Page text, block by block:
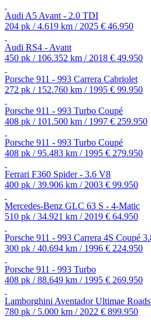
Audi A5 Avant - 2.0 TDI
204 pk / 4.619 km / 2025 € 46.950
Audi RS4 - Avant
450 pk / 106.352 km / 2018 € 49.950
Porsche 911 - 993 Carrera Cabriolet
272 pk / 152.760 km / 1995 € 99.950
Porsche 911 - 993 Turbo Coupé
408 pk / 101.500 km / 1997 € 259.950
Porsche 911 - 993 Turbo Coupé
408 pk / 95.483 km / 1995 € 279.950
Ferrari F360 Spider - 3.6 V8
400 pk / 39.906 km / 2003 € 99.950
Mercedes-Benz GLC 63 S - 4-Matic
510 pk / 34.921 km / 2019 € 64.950
Porsche 911 - 993 Carrera 4S Coupé
300 pk / 40.694 km / 1996 € 224.950
Porsche 911 - 993 Turbo
408 pk / 88.649 km / 1995 € 269.950
Lamborghini Aventador Ultimae
780 pk / 5.000 km / 2022 € 899.950